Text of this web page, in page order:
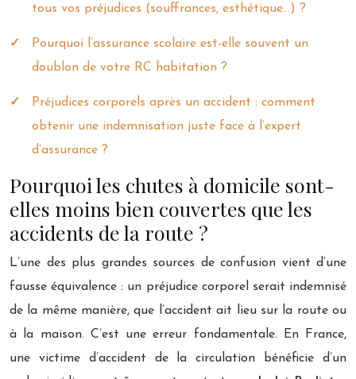
tous vos préjudices (souffrances, esthétique…) ?
Pourquoi l’assurance scolaire est-elle souvent un
doublon de votre RC habitation ?
Préjudices corporels après un accident : comment
obtenir une indemnisation juste face à l’expert
d’assurance ?
Pourquoi les chutes à domicile sont-
elles moins bien couvertes que les
accidents de la route ?
L’une des plus grandes sources de confusion vient d’une
fausse équivalence : un préjudice corporel serait indemnisé
de la même manière, que l’accident ait lieu sur la route ou
à la maison. C’est une erreur fondamentale. En France,
une victime d’accident de la circulation bénéficie d’un